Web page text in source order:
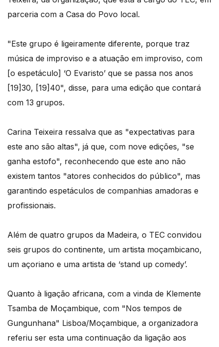
parceria com a Casa do Povo local.
"Este grupo é ligeiramente diferente, porque traz
música de improviso e a atuação em improviso, com
[o espetáculo] ‘O Evaristo’ que se passa nos anos
[19]30, [19]40", disse, para uma edição que contará
com 13 grupos.
Carina Teixeira ressalva que as "expectativas para
este ano são altas", já que, com nove edições, "se
ganha estofo", reconhecendo que este ano não
existem tantos "atores conhecidos do público", mas
garantindo espetáculos de companhias amadoras e
profissionais.
Além de quatro grupos da Madeira, o TEC convidou
seis grupos do continente, um artista moçambicano,
um açoriano e uma artista de ‘stand up comedy’.
Quanto à ligação africana, com a vinda de Klemente
Tsamba de Moçambique, com "Nos tempos de
Gungunhana" Lisboa/Moçambique, a organizadora
referiu ser esta uma continuação da ligação aos